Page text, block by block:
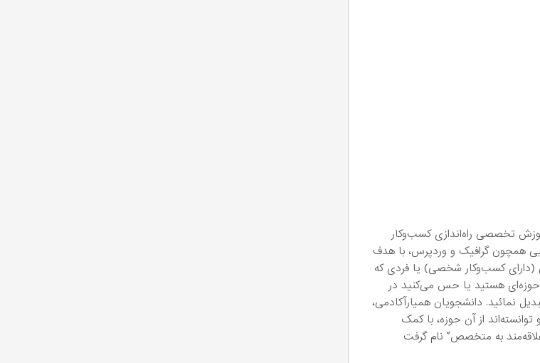
خود را در زمینه‌ی آموزش تخصصی راه‌اندازی کسب‌و‌کار
همچون گرافیک و وردپرس، با هدف
(دارای کسب‌وکار شخصی) یا فردی که
حوزه‌ای هستید یا حس می‌کنید در
نمائید. دانشجویان همیارآکادمی،
از آن حوزه، با کمک
به متخصص” نام گرفت